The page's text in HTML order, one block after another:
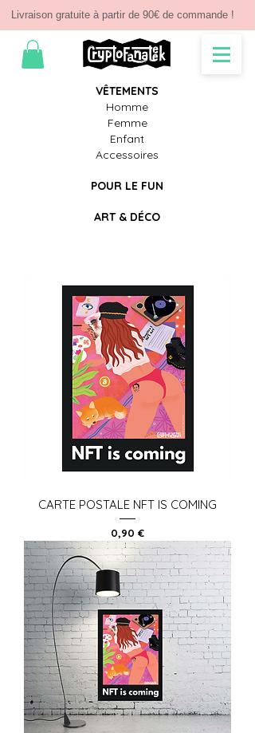
Livraison gratuite à partir de 90€ de commande !
VÊTEMENTS
Homme
Femme
Enfant
Accessoires
POUR LE FUN
ART & DÉCO
CARTE POSTALE NFT IS COMING
Prix
0,90 €